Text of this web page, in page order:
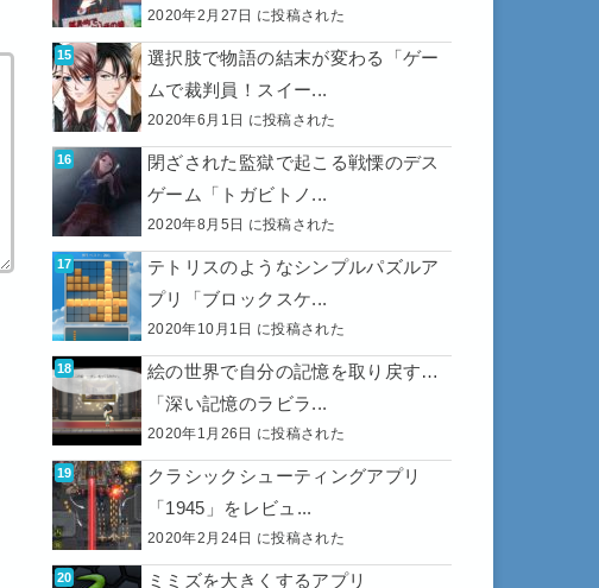
2020年2月27日 に投稿された
選択肢で物語の結末が変わる「ゲー
ムで裁判員！スイー...
2020年6月1日 に投稿された
閉ざされた監獄で起こる戦慄のデス
ゲーム「トガビトノ...
2020年8月5日 に投稿された
テトリスのようなシンプルパズルア
プリ「ブロックスケ...
2020年10月1日 に投稿された
絵の世界で自分の記憶を取り戻す…
「深い記憶のラビラ...
2020年1月26日 に投稿された
クラシックシューティングアプリ
「1945」をレビュ...
2020年2月24日 に投稿された
ミミズを大きくするアプリ